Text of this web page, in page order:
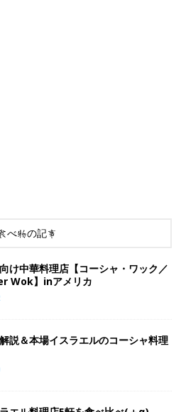
べ物の記事
け中華料理店【コーシャ・ワック／
Wok】inアメリカ
説＆本場イスラエルのコーシャ料理